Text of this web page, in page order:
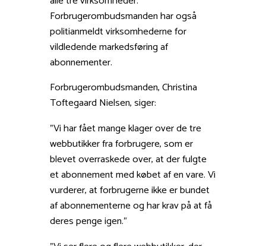
Forbrugerombudsmanden har også
politianmeldt virksomhederne for
vildledende markedsføring af
abonnementer.
Forbrugerombudsmanden, Christina
Toftegaard Nielsen, siger:
”Vi har fået mange klager over de tre
webbutikker fra forbrugere, som er
blevet overraskede over, at der fulgte
et abonnement med købet af en vare. Vi
vurderer, at forbrugerne ikke er bundet
af abonnementerne og har krav på at få
deres penge igen.”